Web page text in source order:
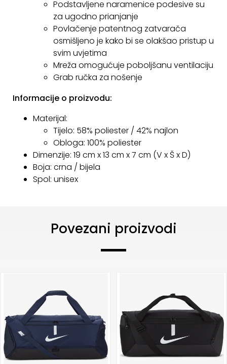
Podstavljene naramenice podesive su
za ugodno prianjanje
Povlačenje patentnog zatvarača
osmišljeno je kako bi se olakšao pristup u
svim uvjetima
Mreža omogućuje poboljšanu ventilaciju
Grab ručka za nošenje
Informacije o proizvodu:
Materijal:
Tijelo: 58% poliester / 42% najlon
Obloga: 100% poliester
Dimenzije: 19 cm x 13 cm x 7 cm (V x Š x D)
Boja: crna / bijela
Spol: unisex
Povezani proizvodi